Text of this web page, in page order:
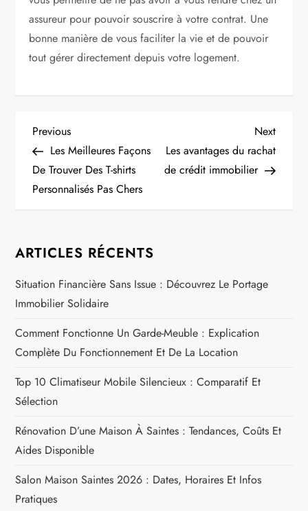
assureur pour pouvoir souscrire à votre contrat. Une
bonne manière de vous faciliter la vie et de pouvoir
tout gérer directement depuis votre logement.
N
a
v
g
a
t
i
o
n
d
e
Previous
Post
Previous
Les Meilleures Façons
De Trouver Des T-shirts
Personnalisés Pas Chers
Next
Post
Next
Les avantages du rachat
de crédit immobilier
ARTICLES RÉCENTS
Situation Financière Sans Issue : Découvrez Le Portage
Immobilier Solidaire
Comment Fonctionne Un Garde-Meuble : Explication
Complète Du Fonctionnement Et De La Location
Top 10 Climatiseur Mobile Silencieux : Comparatif Et
Sélection
Rénovation D’une Maison À Saintes : Tendances, Coûts Et
Aides Disponible
Salon Maison Saintes 2026 : Dates, Horaires Et Infos
Pratiques